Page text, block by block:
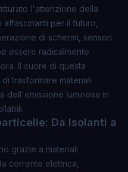
l'attenzione della
per il futuro,
di schermi, sensori
essere radicalmente
Il cuore di questa
trasformare materiali
dell'emissione luminosa in
Da Isolanti a
grazie a materiali
corrente elettrica,